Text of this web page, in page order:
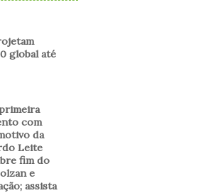
global até
com
da
Leite
fim do
e
assista